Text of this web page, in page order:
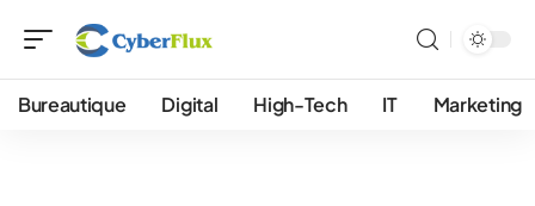
Bureautique Digital High-Tech IT Marketing